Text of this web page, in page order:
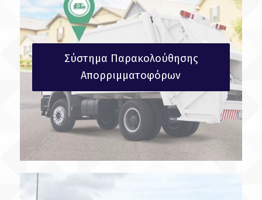
Σύστημα Παρακολούθησης
Απορριμματοφόρων